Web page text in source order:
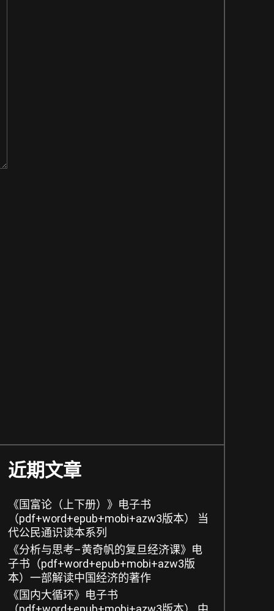
近期文章
《国富论（上下册）》电子书
（pdf+word+epub+mobi+azw3版本） 当
代公民通识读本系列
《分析与思考–黄奇帆的复旦经济课》电
子书（pdf+word+epub+mobi+azw3版
本）一部解读中国经济的著作
《国内大循环》电子书